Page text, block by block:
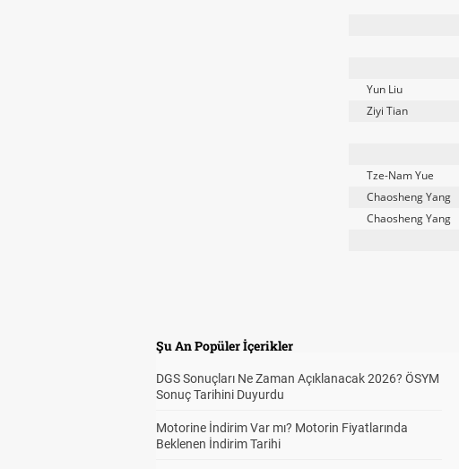
Yun Liu
Ziyi Tian
Tze-Nam Yue
Chaosheng Yang
Chaosheng Yang
Şu An Popüler İçerikler
DGS Sonuçları Ne Zaman Açıklanacak 2026? ÖSYM
Sonuç Tarihini Duyurdu
Motorine İndirim Var mı? Motorin Fiyatlarında
Beklenen İndirim Tarihi